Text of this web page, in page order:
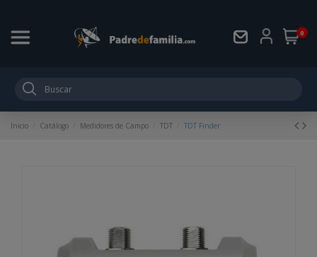
0
Inicio Catálogo Medidores de Campo TDT TDT Finder